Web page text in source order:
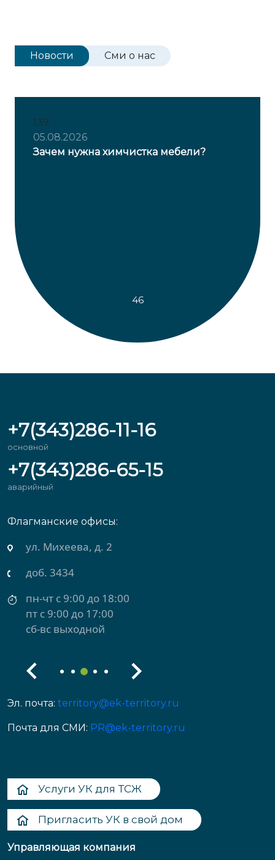
Новости Сми о нас
139
05.08.2026
Зачем нужна химчистка мебели?
46
+7(343)286-11-16
основной
+7(343)286-65-15
аварийный
Флагманские офисы:
ул. Михеева, д. 2
доб. 3434
пн-чт с 9:00 до 18:00
пт с 9:00 до 17:00
сб-вс выходной
Эл. почта: territory@ek-territory.ru
Почта для СМИ: PR@ek-territory.ru
Услуги УК для ТСЖ
Пригласить УК в свой дом
Управляющая компания